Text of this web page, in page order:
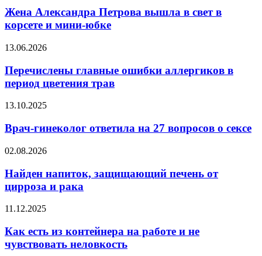
Петрова
в
в
и
мини-
Жена Александра Петрова вышла в свет в
корсете и мини-юбке
Перечислены
ошибки
аллергиков
в
цветения
13.06.2026
Перечислены главные ошибки аллергиков в
период цветения трав
Врач-
ответила
на
27
вопросов
о
сексе
13.10.2025
Врач-гинеколог ответила на 27 вопросов о сексе
Найден
защищающий
печень
от
и
02.08.2026
Найден напиток, защищающий печень от
цирроза и рака
Как
из
контейнера
на
11.12.2025
Как есть из контейнера на работе и не
чувствовать неловкость